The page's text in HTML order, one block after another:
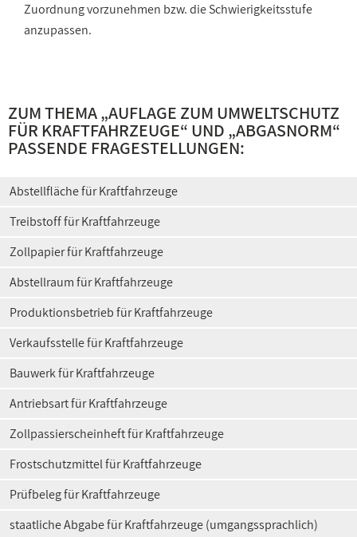
Zuordnung vorzunehmen bzw. die Schwierigkeitsstufe
anzupassen.
ZUM THEMA „AUFLAGE ZUM UMWELTSCHUTZ
FÜR KRAFTFAHRZEUGE“ UND „ABGASNORM“
PASSENDE FRAGESTELLUNGEN:
Abstellfläche für Kraftfahrzeuge
Treibstoff für Kraftfahrzeuge
Zollpapier für Kraftfahrzeuge
Abstellraum für Kraftfahrzeuge
Produktionsbetrieb für Kraftfahrzeuge
Verkaufsstelle für Kraftfahrzeuge
Bauwerk für Kraftfahrzeuge
Antriebsart für Kraftfahrzeuge
Zollpassierscheinheft für Kraftfahrzeuge
Frostschutzmittel für Kraftfahrzeuge
Prüfbeleg für Kraftfahrzeuge
staatliche Abgabe für Kraftfahrzeuge (umgangssprachlich)